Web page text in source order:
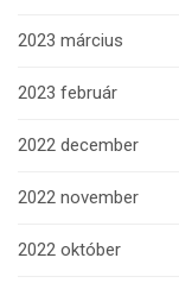
2023 március
2023 február
2022 december
2022 november
2022 október